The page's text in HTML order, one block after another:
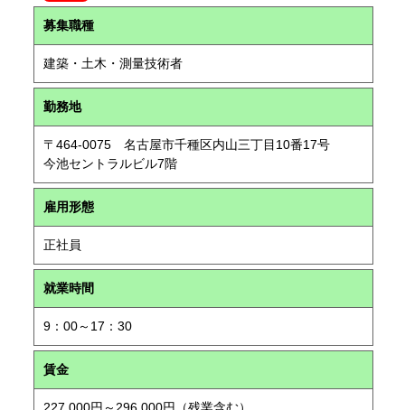
募集職種
建築・土木・測量技術者
勤務地
〒464-0075 名古屋市千種区内山三丁目10番17号
今池セントラルビル7階
雇用形態
正社員
就業時間
9：00～17：30
賃金